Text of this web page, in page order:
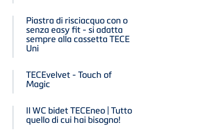
Piastra di risciacquo con o
senza easy fit - si adatta
sempre alla cassetta TECE
Uni
TECEvelvet - Touch of
Magic
Il WC bidet TECEneo | Tutto
quello di cui hai bisogno!